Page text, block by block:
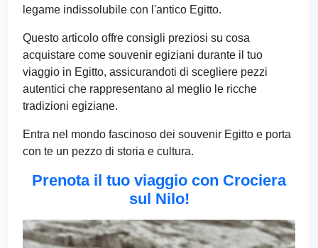
legame indissolubile con l'antico Egitto.
Questo articolo offre consigli preziosi su cosa
acquistare come souvenir egiziani durante il tuo
viaggio in Egitto, assicurandoti di scegliere pezzi
autentici che rappresentano al meglio le ricche
tradizioni egiziane.
Entra nel mondo fascinoso dei souvenir Egitto e porta
con te un pezzo di storia e cultura.
Prenota il tuo viaggio con Crociera
sul Nilo!